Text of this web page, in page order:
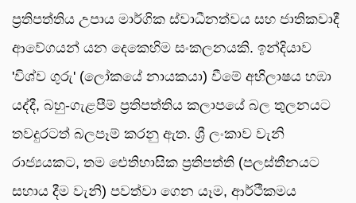
ප්‍රතිපත්තිය උපාය මාර්ගික ස්වාධීනත්වය සහ ජාතිකවාදී
ආවේගයන් යන දෙකෙහිම සංකලනයකි. ඉන්දියාව
'විශ්ව ගුරු' (ලෝකයේ නායකයා) වීමේ අභිලාෂය හඹා
යද්දී, බහු-ගැළපීම් ප්‍රතිපත්තිය කලාපයේ බල තුලනයට
තවදුරටත් බලපෑම් කරනු ඇත. ශ්‍රී ලංකාව වැනි
රාජ්‍යයකට, තම ඓතිහාසික ප්‍රතිපත්ති (පලස්තීනයට
සහාය දීම වැනි) පවත්වා ගෙන යෑම, ආර්ථිකමය